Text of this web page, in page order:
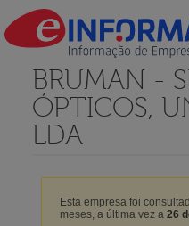
BRUMAN -
ÓPTICOS,
LDA
Esta empresa foi
meses, a última vez a 26